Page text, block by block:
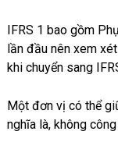
IFRS 1 bao gồm
lần đầu nên xem
khi chuyển sang
Một đơn vị có thể
nghĩa là, không